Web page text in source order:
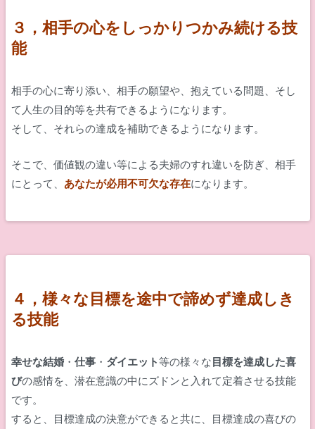
３，相手の心をしっかりつかみ続ける技
能
相手の心に寄り添い、相手の願望や、抱えている問題、そし
て人生の目的等を共有できるようになります。
そして、それらの達成を補助できるようになります。
そこで、価値観の違い等による夫婦のすれ違いを防ぎ、相手
にとって、 あなたが必用不可欠な存在になります。
４，様々な目標を途中で諦めず達成しき
る技能
幸せな結婚・ 仕事・ ダイエット等の様々な 目標を達成した喜
びの感情を、潜在意識の中にズドンと入れて定着させる技能
です。
すると、目標達成の決意ができると共に、目標達成の喜びの